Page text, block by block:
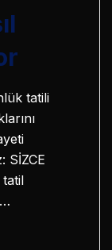
tatili
SİZCE
tatil